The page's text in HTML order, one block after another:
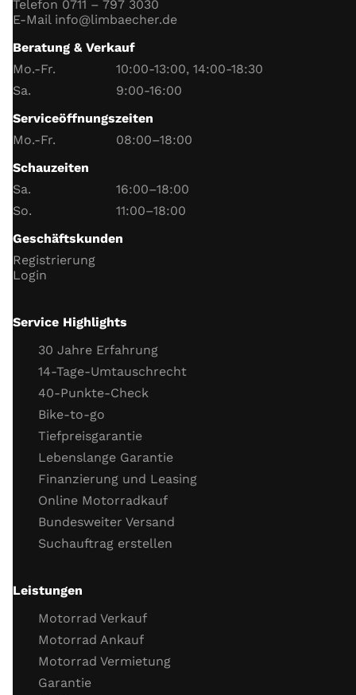
Login
Telefon 0711 – 797 3030
E-Mail info@limbaecher.de
Beratung & Verkauf
Mo.-Fr.
10:00-13:00, 14:00-18:30
Sa.
9:00-16:00
Serviceöffnungszeiten
Mo.-Fr.
08:00–18:00
Schauzeiten
Sa.
16:00–18:00
So.
11:00–18:00
Geschäftskunden
Registrierung
Login
Service Highlights
30 Jahre Erfahrung
14-Tage-Umtauschrecht
40-Punkte-Check
Bike-to-go
Tiefpreisgarantie
Lebenslange Garantie
Finanzierung und Leasing
Online Motorradkauf
Bundesweiter Versand
Suchauftrag erstellen
Leistungen
Motorrad Verkauf
Motorrad Ankauf
Motorrad Vermietung
Garantie